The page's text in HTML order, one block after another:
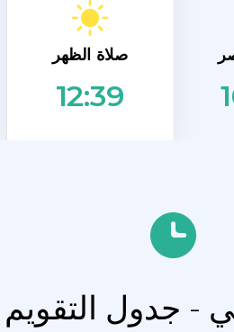
صلاة الظهر
12:39
- جدول التقويم